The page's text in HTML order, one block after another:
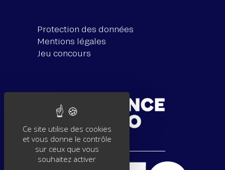
Protection des données
Mentions légales
Jeu concours
Ce site utilise des cookies
et vous donne le contrôle
sur ceux que vous
souhaitez activer